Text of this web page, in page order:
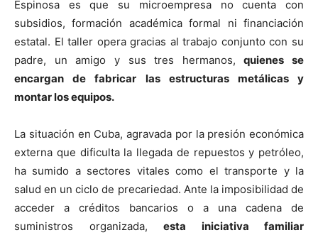
Espinosa es que su microempresa no cuenta con
subsidios, formación académica formal ni financiación
estatal. El taller opera gracias al trabajo conjunto con su
padre, un amigo y sus tres hermanos,quienes se
encargan de fabricar las estructuras metálicas y
montar los equipos.
La situación en Cuba, agravada por la presión económica
externa que dificulta la llegada de repuestos y petróleo,
ha sumido a sectores vitales como el transporte y la
salud en un ciclo de precariedad. Ante la imposibilidad de
acceder a créditos bancarios o a una cadena de
suministros organizada, esta iniciativa familiar